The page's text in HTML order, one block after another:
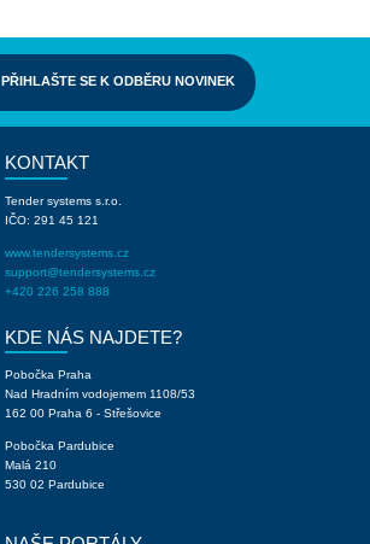
PŘIHLAŠTE SE K ODBĚRU NOVINEK
KONTAKT
Tender systems s.r.o.
IČO: 291 45 121
www.tendersystems.cz
support@tendersystems.cz
+420 226 258 888
KDE NÁS NAJDETE?
Pobočka Praha
Nad Hradním vodojemem 1108/53
162 00 Praha 6 - Střešovice
Pobočka Pardubice
Malá 210
530 02 Pardubice